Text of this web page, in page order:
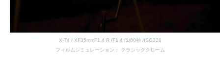
X-T4 / XF35mmF1.4 R /F1.4 /1/60秒 /ISO320
フィルムシミュレーション： クラシッククローム